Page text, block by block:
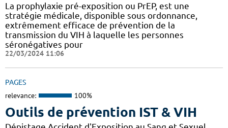
La prophylaxie pré-exposition ou PrEP, est une
stratégie médicale, disponible sous ordonnance,
extrêmement efficace de prévention de la
transmission du VIH à laquelle les personnes
séronégatives pour
22/03/2024 11:06
PAGES
relevance: 100%
Outils de prévention IST & VIH